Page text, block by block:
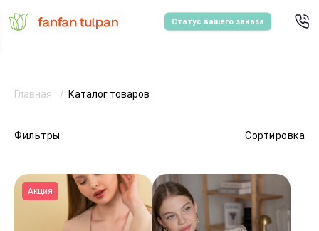
Статус вашего заказа
Фильтры Сортировка
Главная Каталог товаров
Акция